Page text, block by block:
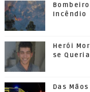
Incêndio
Herói
se
Das